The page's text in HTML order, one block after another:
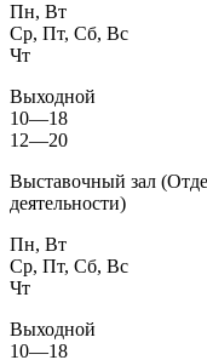
Пн, Вт
Ср, Пт, Сб, Вс
Чт
Выходной
10—18
12—20
Выставочный зал
деятельности)
Пн, Вт
Ср, Пт, Сб, Вс
Чт
Выходной
10—18